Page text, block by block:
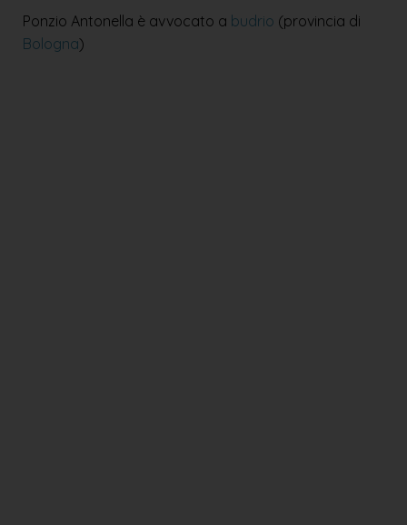
Ponzio Antonella è avvocato a budrio (provincia di
Bologna)